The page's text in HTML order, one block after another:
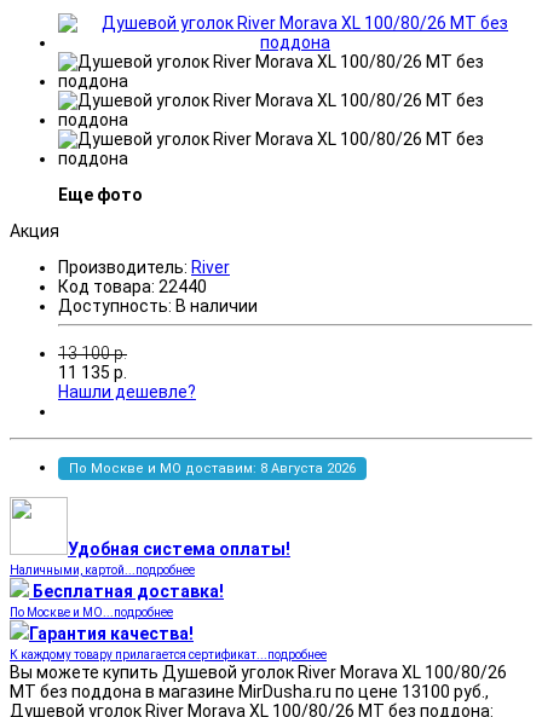
Еще фото
Акция
Производитель: River
Код товара: 22440
Доступность: В наличии
13 100р.
11 135 р.
Нашли дешевле?
По Москве и МО доставим: 8 Августа 2026
Удобная система оплаты!
Наличными, картой...подробнее
Бесплатная доставка!
По Москве и МО...подробнее
Гарантия качества!
К каждому товару прилагается сертификат...подробнее
Вы можете купить Душевой уголок River Morava XL 100/80/26
МТ без поддона в магазине MirDusha.ru по цене 13100 руб.,
Душевой уголок River Morava XL 100/80/26 МТ без поддона: